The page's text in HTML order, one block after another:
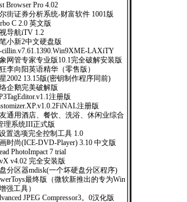
Browser Pro 4.02
街证券分析系统-财富软件 1001版
C 2.0 英文版
导航iTV 1.2
小新2中文硬盘版
cillin.v7.61.1390.Win9XME-LAXiTY
网管专家专业版10.1完全破解安装版
李向阳英语精华（零售版）
2002 13.15版(密钥制作程序同前)
企鹅完美破解版
注册版
注册版
通用酒店、餐饮、洗浴、休闲业综合
理系统III正式版
置选项完全控制工具 1.0
时尚(ICE-DVD-Player) 3.10 中文版
PhotoImpact 7 trial
v4.02 完全安装版
分区器mdisk(一个坏硬盘分区程序)
最终版（微软新推出的专为Win
强工具）
JPEG Compressor3。0汉化版